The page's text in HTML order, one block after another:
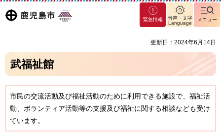
鹿児島
マグ
マシ
緊急情報
音声・文字
Language
メニュー
更新日：2024年6月14日
武福祉館
市民の交流活動及び福祉活動のために利用できる施設で、福祉活
動、ボランティア活動等の支援及び福祉に関する相談なども受け
ています。